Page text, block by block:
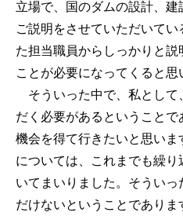
立場で、国のダムの設計、
ご説明をさせていただいて
た担当職員からしっかりと説
ことが必要になってくると思
そういった中で、私として
だく必要があるということ
機会を得て行きたいと思い
については、これまでも繰
いてまいりました。そうい
だけないということでありま